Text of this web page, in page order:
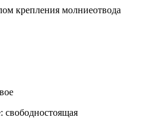
крепления молниеотвода
свободностоящая